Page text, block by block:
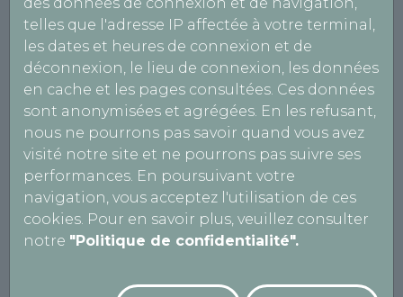
telles que l'adresse IP affectée à votre terminal,
les dates et heures de connexion et de
déconnexion, le lieu de connexion, les données
en cache et les pages consultées. Ces données
sont anonymisées et agrégées. En les refusant,
nous ne pourrons pas savoir quand vous avez
visité notre site et ne pourrons pas suivre ses
performances. En poursuivant votre
navigation, vous acceptez l'utilisation de ces
cookies. Pour en savoir plus, veuillez consulter
notre "Politique de confidentialité".
N° intracommunautaire : FR81503896011
Capital social : 5000 €
Le présent site web est édité par AutoBilan-
Systems, une société par actions simplifiée au
capital de 19362,00 euros, immatriculée au
Registre du Commerce et des Sociétés d'Aix-en-
Provence sous le numéro B 334 821 097.
Éditeur du site
RTE DE LA COTE D'AZUR - Lieudit le Canet -
13590 MEYREUIL – France
Contact